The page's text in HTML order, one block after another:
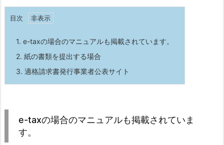
目次
1. e-taxの場合のマニュアルも掲載されています。
2. 紙の書類を提出する場合
3. 適格請求書発行事業者公表サイト
e-taxの場合のマニュアルも掲載されていま
す。